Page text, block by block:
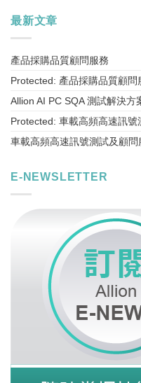
最新文章
產品採購品質顧問服務
Protected: 產品採購品質顧問
Allion AI PC SQA 測試解決方
Protected: 車載高頻高速訊號
車載高頻高速訊號測試及顧問
E-NEWSLETTER